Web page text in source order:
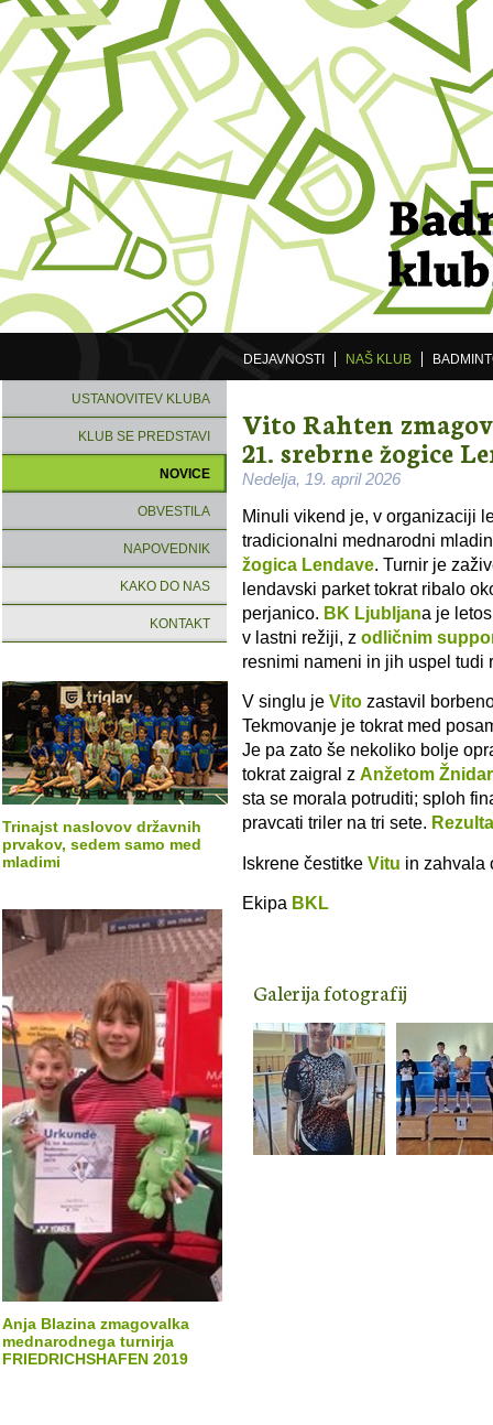
DEJAVNOSTI NAŠ KLUB
USTANOVITEV KLUBA
KLUB SE PREDSTAVI
NOVICE
OBVESTILA
NAPOVEDNIK
KAKO DO NAS
KONTAKT
Trinajst naslovov državnih
prvakov, sedem samo med
mladimi
Anja Blazina zmagovalka
mednarodnega turnirja
FRIEDRICHSHAFEN 2019
Vito Rahten
21. srebrne žogice
Nedelja, 19. april 2026
Minuli vikend je, v organizaciji
tradicionalni mednarodni
žogica Lendave. Turnir je
lendavski parket tokrat ribalo
perjanico. BK Ljubljana je
v lastni režiji, z odličnim
resnimi nameni in jih uspel tudi
V singlu je Vito zastavil
Tekmovanje je tokrat med
Je pa zato še nekoliko bolje
tokrat zaigral z Anžetom
sta se morala potruditi; sploh
pravcati triler na tri sete.
Iskrene čestitke Vitu in zahvala
Ekipa BKL
Galerija fotografij